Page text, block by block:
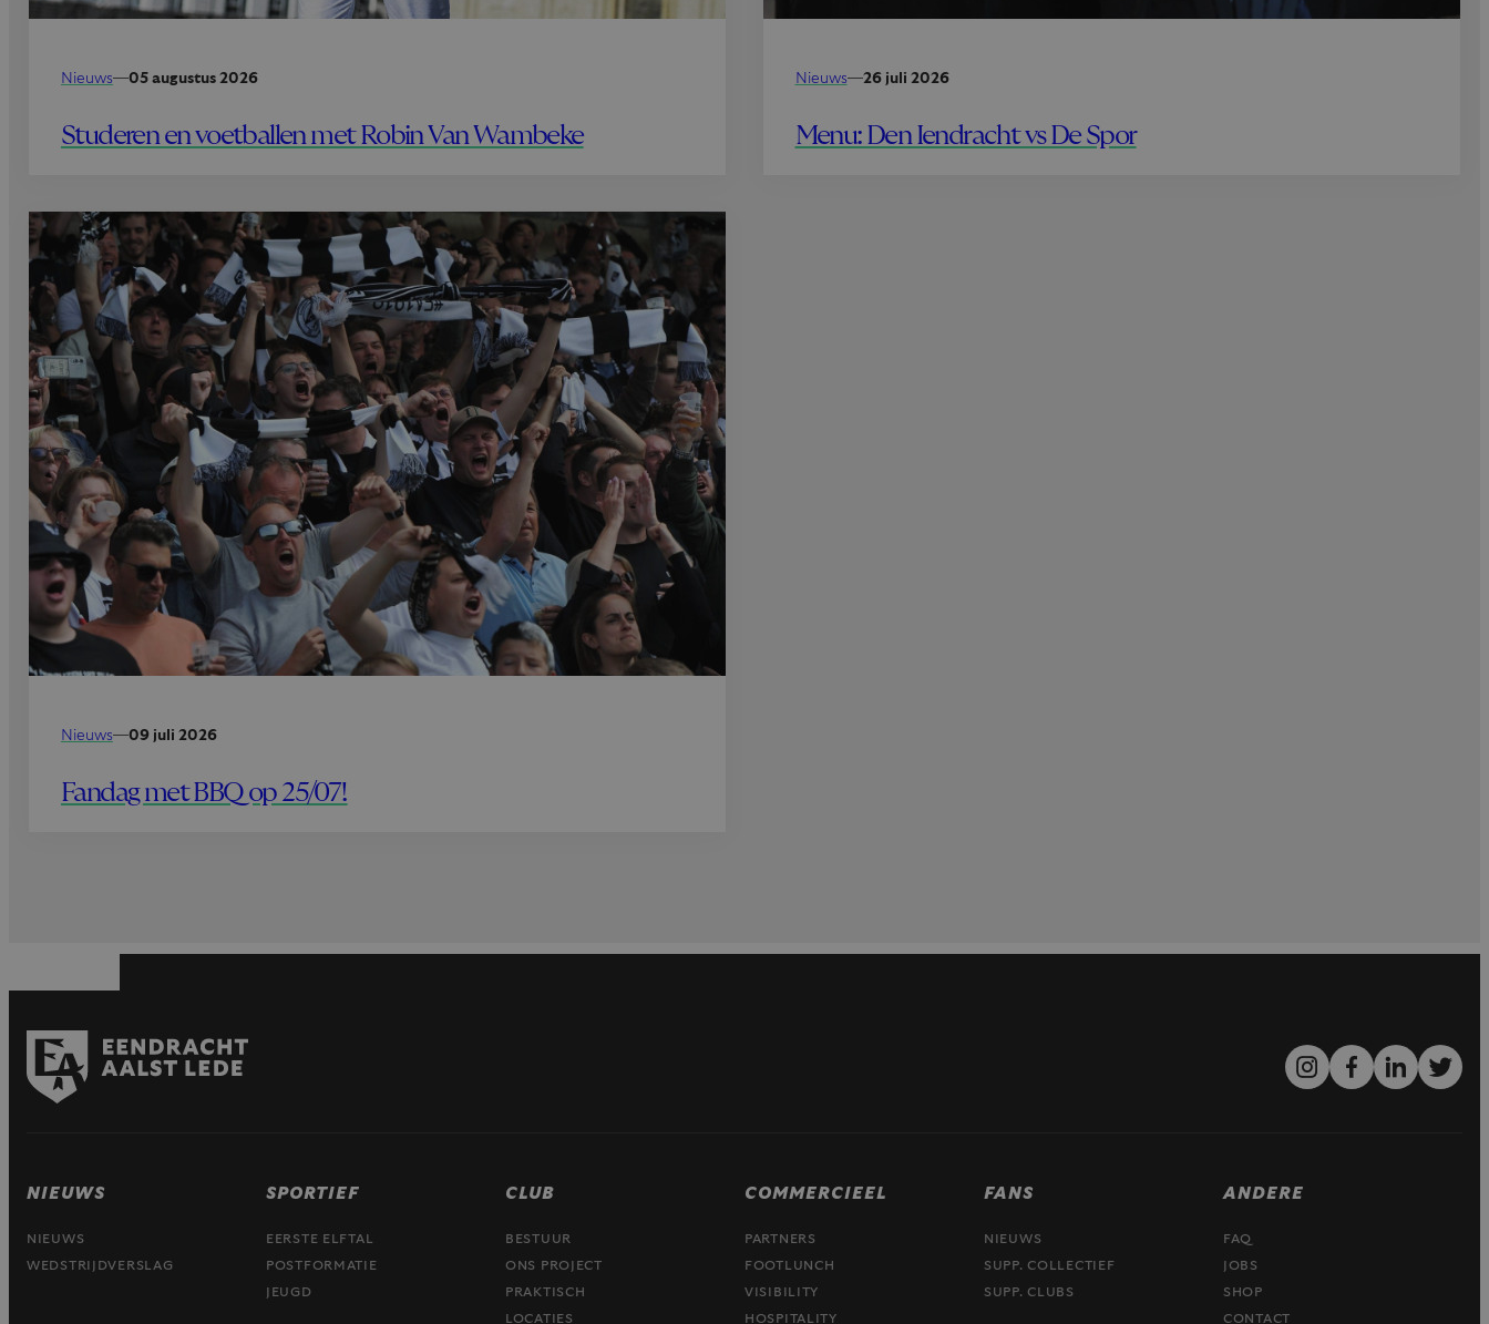
Nieuws—05 augustus 2026
Studeren en voetballen met Robin Van Wambeke
Nieuws—26 juli 2026
Menu: Den Iendracht vs De Spor
Nieuws—09 juli 2026
Fandag met BBQ op 25/07!
NIEUWS
NIEUWS
WEDSTRIJDVERSLAG
SPORTIEF
EERSTE ELFTAL
POSTFORMATIE
JEUGD
CLUB
BESTUUR
ONS PROJECT
PRAKTISCH
LOCATIES
COMMERCIEEL
PARTNERS
FOOTLUNCH
VISIBILITY
HOSPITALITY
FANS
NIEUWS
SUPP. COLLECTIEF
SUPP. CLUBS
ANDERE
FAQ
JOBS
SHOP
CONTACT